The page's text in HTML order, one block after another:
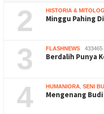
2 HISTORIA &
Minggu Pahing
3 FLASHNEWS 433465
Berdalih Punya
4 HUMANIORA SENI
Mengenang